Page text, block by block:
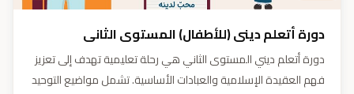
دورة أتعلم ديني (للأطفال) المستوى الثاني
دورة أتعلم ديني المستوى الثاني هي رحلة تعليمية تهدف إلى تعزيز
فهم العقيدة الإسلامية والعبادات الأساسية. تشمل مواضيع التوحيد